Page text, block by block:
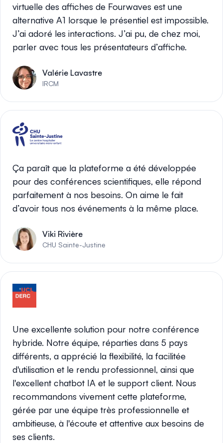
virtuelle des affiches de Fourwaves est une
alternative A1 lorsque le présentiel est impossible.
J’ai adoré les interactions. J’ai pu, de chez moi,
parler avec tous les présentateurs d’affiche.
Valérie Lavastre
IRCM
Ça paraît que la plateforme a été développée
pour des conférences scientifiques, elle répond
parfaitement à nos besoins. On aime le fait
d’avoir tous nos événements à la même place.
Viki Rivière
CHU Sainte-Justine
Une excellente solution pour notre conférence
hybride. Notre équipe, réparties dans 5 pays
différents, a apprécié la flexibilité, la facilitée
d'utilisation et le rendu professionnel, ainsi que
l'excellent chatbot IA et le support client. Nous
recommandons vivement cette plateforme,
gérée par une équipe très professionnelle et
ambitieuse, à l'écoute et attentive aux besoins de
ses clients.